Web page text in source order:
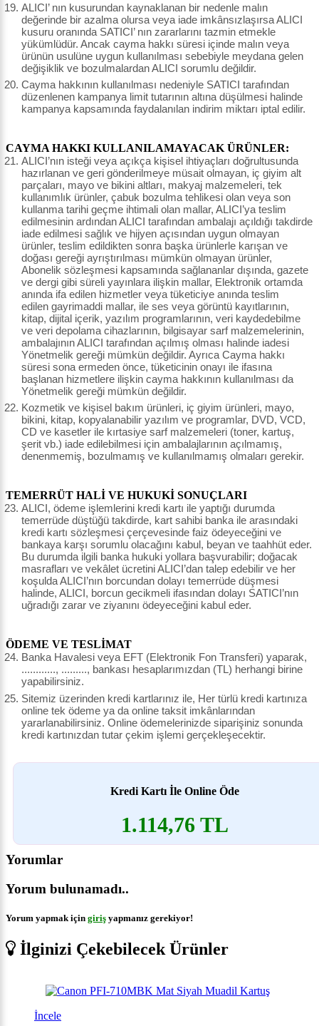
ALICI’ nın kusurundan kaynaklanan bir nedenle malın
değerinde bir azalma olursa veya iade imkânsızlaşırsa ALICI
kusuru oranında SATICI’ nın zararlarını tazmin etmekle
yükümlüdür. Ancak cayma hakkı süresi içinde malın veya
ürünün usulüne uygun kullanılması sebebiyle meydana gelen
değişiklik ve bozulmalardan ALICI sorumlu değildir.
Cayma hakkının kullanılması nedeniyle SATICI tarafından
düzenlenen kampanya limit tutarının altına düşülmesi halinde
kampanya kapsamında faydalanılan indirim miktarı iptal edilir.
CAYMA HAKKI KULLANILAMAYACAK ÜRÜNLER:
ALICI’nın isteği veya açıkça kişisel ihtiyaçları doğrultusunda
hazırlanan ve geri gönderilmeye müsait olmayan, iç giyim alt
parçaları, mayo ve bikini altları, makyaj malzemeleri, tek
kullanımlık ürünler, çabuk bozulma tehlikesi olan veya son
kullanma tarihi geçme ihtimali olan mallar, ALICI’ya teslim
edilmesinin ardından ALICI tarafından ambalajı açıldığı takdirde
iade edilmesi sağlık ve hijyen açısından uygun olmayan
ürünler, teslim edildikten sonra başka ürünlerle karışan ve
doğası gereği ayrıştırılması mümkün olmayan ürünler,
Abonelik sözleşmesi kapsamında sağlananlar dışında, gazete
ve dergi gibi süreli yayınlara ilişkin mallar, Elektronik ortamda
anında ifa edilen hizmetler veya tüketiciye anında teslim
edilen gayrimaddi mallar, ile ses veya görüntü kayıtlarının,
kitap, dijital içerik, yazılım programlarının, veri kaydedebilme
ve veri depolama cihazlarının, bilgisayar sarf malzemelerinin,
ambalajının ALICI tarafından açılmış olması halinde iadesi
Yönetmelik gereği mümkün değildir. Ayrıca Cayma hakkı
süresi sona ermeden önce, tüketicinin onayı ile ifasına
başlanan hizmetlere ilişkin cayma hakkının kullanılması da
Yönetmelik gereği mümkün değildir.
Kozmetik ve kişisel bakım ürünleri, iç giyim ürünleri, mayo,
bikini, kitap, kopyalanabilir yazılım ve programlar, DVD, VCD,
CD ve kasetler ile kırtasiye sarf malzemeleri (toner, kartuş,
şerit vb.) iade edilebilmesi için ambalajlarının açılmamış,
denenmemiş, bozulmamış ve kullanılmamış olmaları gerekir.
TEMERRÜT HALİ VE HUKUKİ SONUÇLARI
ALICI, ödeme işlemlerini kredi kartı ile yaptığı durumda
temerrüde düştüğü takdirde, kart sahibi banka ile arasındaki
kredi kartı sözleşmesi çerçevesinde faiz ödeyeceğini ve
bankaya karşı sorumlu olacağını kabul, beyan ve taahhüt eder.
Bu durumda ilgili banka hukuki yollara başvurabilir; doğacak
masrafları ve vekâlet ücretini ALICI’dan talep edebilir ve her
koşulda ALICI’nın borcundan dolayı temerrüde düşmesi
halinde, ALICI, borcun gecikmeli ifasından dolayı SATICI’nın
uğradığı zarar ve ziyanını ödeyeceğini kabul eder.
ÖDEME VE TESLİMAT
Banka Havalesi veya EFT (Elektronik Fon Transferi) yaparak,
............, ........., bankası hesaplarımızdan (TL) herhangi birine
yapabilirsiniz.
Sitemiz üzerinden kredi kartlarınız ile, Her türlü kredi kartınıza
online tek ödeme ya da online taksit imkânlarından
yararlanabilirsiniz. Online ödemelerinizde siparişiniz sonunda
kredi kartınızdan tutar çekim işlemi gerçekleşecektir.
Kredi Kartı İle Online Öde
1.114,76 TL
Yorumlar
Yorum bulunamadı..
Yorum yapmak için giriş yapmanız gerekiyor!
İlginizi Çekebilecek Ürünler
İncele